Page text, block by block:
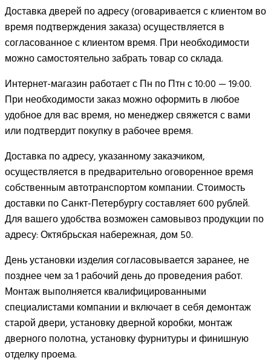
Доставка дверей по адресу (оговаривается с клиентом во
время подтверждения заказа) осуществляется в
согласованное с клиентом время. При необходимости
можно самостоятельно забрать товар со склада.
Интернет-магазин работает с Пн по Птн с 10:00 — 19:00.
При необходимости заказ можно оформить в любое
удобное для вас время, но менеджер свяжется с вами
или подтвердит покупку в рабочее время.
Доставка по адресу, указанному заказчиком,
осуществляется в предварительно оговоренное время
собственным автотранспортом компании. Стоимость
доставки по Санкт-Петербургу составляет 600 рублей.
Для вашего удобства возможен самовывоз продукции по
адресу: Октябрьская набережная, дом 50.
День установки изделия согласовывается заранее, не
позднее чем за 1 рабочий день до проведения работ.
Монтаж выполняется квалифицированными
специалистами компании и включает в себя демонтаж
старой двери, установку дверной коробки, монтаж
дверного полотна, установку фурнитуры и финишную
отделку проема.